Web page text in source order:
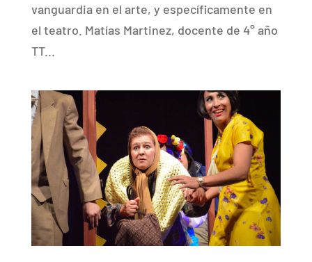
vanguardia en el arte, y específicamente en
el teatro. Matías Martinez, docente de 4° año
TT...